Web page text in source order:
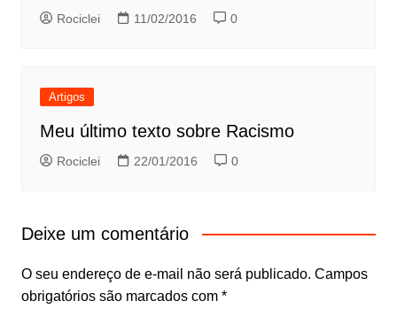
Rociclei 11/02/2016 0
Artigos
Meu último texto sobre Racismo
Rociclei 22/01/2016 0
Deixe um comentário
O seu endereço de e-mail não será publicado. Campos
obrigatórios são marcados com *